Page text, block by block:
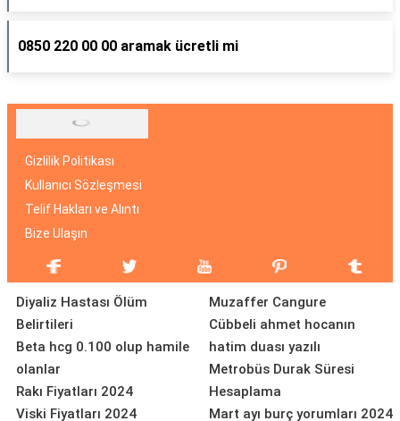
0850 220 00 00 aramak ücretli mi
Gizlilik Politikası
Kullanıcı Sözleşmesi
Telif Hakları ve Alıntı
Bize Ulaşın
Diyaliz Hastası Ölüm
Belirtileri
Beta hcg 0.100 olup hamile
olanlar
Rakı Fiyatları 2024
Viski Fiyatları 2024
Muzaffer Cangure
Cübbeli ahmet hocanın
hatim duası yazılı
Metrobüs Durak Süresi
Hesaplama
Mart ayı burç yorumları 2024